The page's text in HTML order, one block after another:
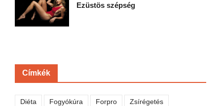
Ezüstös szépség
Címkék
Diéta Fogyókúra Forpro Zsírégetés